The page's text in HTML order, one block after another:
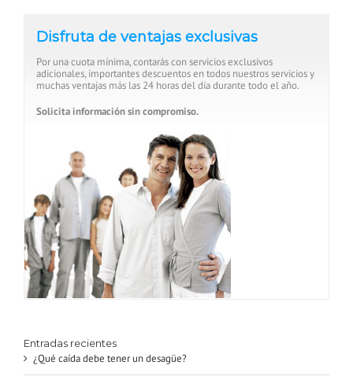
Disfruta de ventajas exclusivas
Por una cuota mínima, contarás con servicios exclusivos
adicionales, importantes descuentos en todos nuestros servicios y
muchas ventajas más las 24 horas del día durante todo el año.
Solicita información sin compromiso.
Entradas recientes
¿Qué caída debe tener un desagüe?